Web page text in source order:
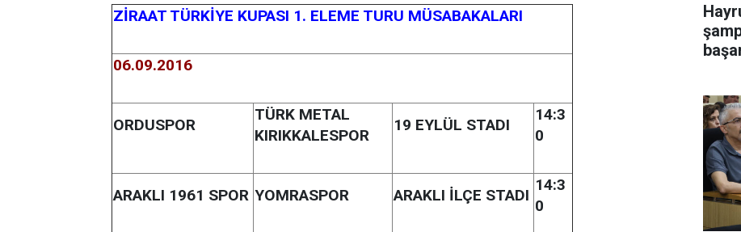
ZİRAAT TÜRKİYE KUPASI 1. ELEME TURU MÜSABAKALARI
06.09.2016
ORDUSPOR
TÜRK METAL
KIRIKKALESPOR
19 EYLÜL STADI
14:3
0
ARAKLI 1961 SPOR YOMRASPOR ARAKLI İLÇE STADI
14:3
0